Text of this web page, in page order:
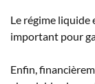
Le régime liquide
important pour
Enfin,